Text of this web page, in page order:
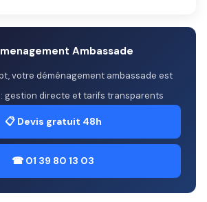
Ambassade
votre déménagement ambassade est
: gestion directe et tarifs transparents
📋 Devis gratuit 48h
☎ 01 39 80 13 03